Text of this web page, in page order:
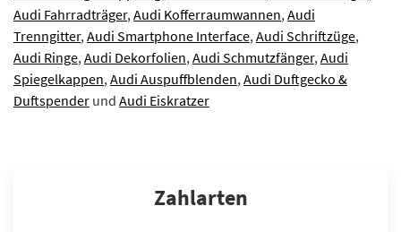
Audi Fahrradträger,Audi Kofferraumwannen,Audi
Trenngitter,Audi Smartphone Interface,Audi Schriftzüge,
Audi Ringe,Audi Dekorfolien,Audi Schmutzfänger,Audi
Spiegelkappen,Audi Auspuffblenden,Audi Duftgecko &
Duftspender und Audi Eiskratzer
Zahlarten